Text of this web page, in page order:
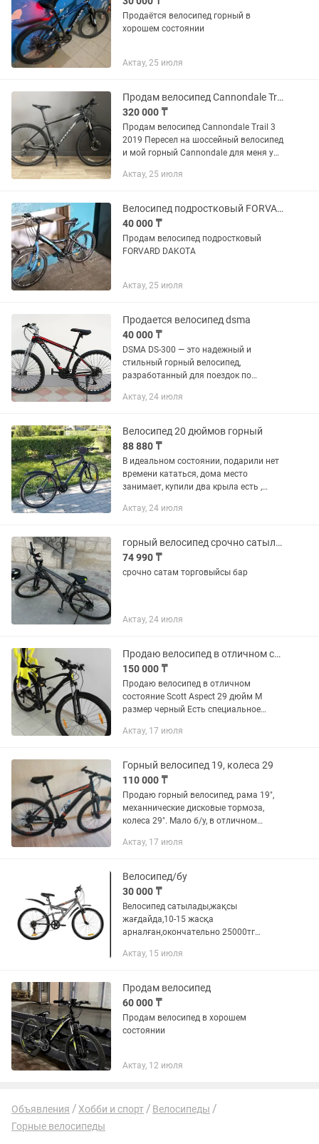
Продаётся велосипед горный в
хорошем состоянии
Актау, 25 июля
Продам велосипед Cannondale Trail 3
320 000 ₸
Продам велосипед Cannondale Trail 3
2019 Пересел на шоссейный велосипед
и мой горный Cannondale для меня уже
что на нем было весело и комфортно
Актау, 25 июля
Велосипед подростковый FORVARD DAKOTA
40 000 ₸
Продам велосипед подростковый
FORVARD DAKOTA
Актау, 25 июля
Продается велосипед dsma
40 000 ₸
DSMA DS-300 — это надежный и
стильный горный велосипед,
разработанный для поездок по
городских улиц до легкого бездорожья.
DSMA...
Актау, 24 июля
Велосипед 20 дюймов горный
88 880 ₸
В идеальном состоянии, подарили нет
времени кататься, дома место
занимает, купили два крыла есть ,
За 120 брали
Актау, 24 июля
горный велосипед срочно сатылады
74 990 ₸
срочно сатам торговыйсы бар
Актау, 24 июля
Продаю велосипед в отличном состояние Scott Aspect 970 29 дюйм М черный
150 000 ₸
Продаю велосипед в отличном
состояние Scott Aspect 29 дюйм М
размер черный Есть специальное
вставляется и убирается. Покупал в
Актау, 17 июля
Горный велосипед 19, колеса 29
110 000 ₸
Продаю горный велосипед, рама 19",
механнические дисковые тормоза,
колеса 29". Мало б/у, в отличном
Актау, 17 июля
Велосипед/бу
30 000 ₸
Велосипед сатылады,жақсы
жағдайда,10-15 жасқа
арналған,окончательно 25000тг
Актау, 15 июля
Продам велосипед
60 000 ₸
Продам велосипед в хорошем
состоянии
Актау, 12 июля
Объявления Хобби и спорт
Велосипеды
Горные велосипеды